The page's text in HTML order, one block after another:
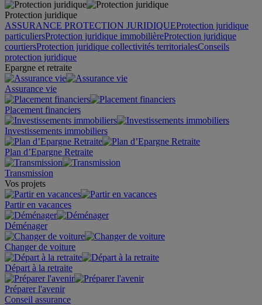
Protection juridique
ASSURANCE PROTECTION JURIDIQUEProtection juridique
particuliersProtection juridique immobilièreProtection juridique
courtiersProtection juridique collectivités territorialesConseils
protection juridique
Epargne et retraite
Assurance vie
Placement financiers
Investissements immobiliers
Plan d’Epargne Retraite
Transmission
Vos projets
Partir en vacances
Déménager
Changer de voiture
Départ à la retraite
Préparer l'avenir
Conseil assurance